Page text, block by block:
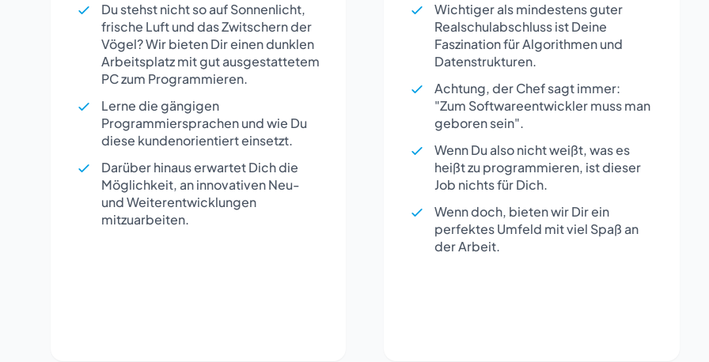
Du stehst nicht so auf Sonnenlicht,
frische Luft und das Zwitschern der
Vögel? Wir bieten Dir einen dunklen
Arbeitsplatz mit gut ausgestattetem
PC zum Programmieren.
Lerne die gängigen
Programmiersprachen und wie Du
diese kundenorientiert einsetzt.
Darüber hinaus erwartet Dich die
Möglichkeit, an innovativen Neu-
und Weiterentwicklungen
mitzuarbeiten.
Wichtiger als mindestens guter
Realschulabschluss ist Deine
Faszination für Algorithmen und
Datenstrukturen.
Achtung, der Chef sagt immer:
"Zum Softwareentwickler muss man
geboren sein".
Wenn Du also nicht weißt, was es
heißt zu programmieren, ist dieser
Job nichts für Dich.
Wenn doch, bieten wir Dir ein
perfektes Umfeld mit viel Spaß an
der Arbeit.